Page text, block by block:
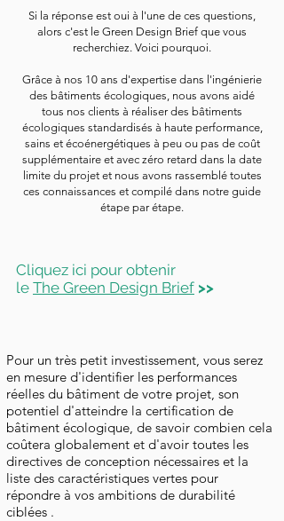
Si la réponse est oui à l'une de ces questions,
alors c'est le Green Design Brief que vous
recherchiez. Voici pourquoi.
Grâce à nos 10 ans d'expertise dans l'ingénierie
des bâtiments écologiques, nous avons aidé
tous nos clients à réaliser des bâtiments
écologiques standardisés à haute performance,
sains et écoénergétiques à peu ou pas de coût
supplémentaire et avec zéro retard dans la date
limite du projet et nous avons rassemblé toutes
ces connaissances et compilé dans notre guide
étape par étape.
Cliquez ici pour obtenir
le The Green Design Brief >>
Pour un très petit investissement, vous serez
en mesure d'identifier les performances
réelles du bâtiment de votre projet, son
potentiel d'atteindre la certification de
bâtiment écologique, de savoir combien cela
coûtera globalement et d'avoir toutes les
directives de conception nécessaires et la
liste des caractéristiques vertes pour
répondre à vos ambitions de durabilité
ciblées .